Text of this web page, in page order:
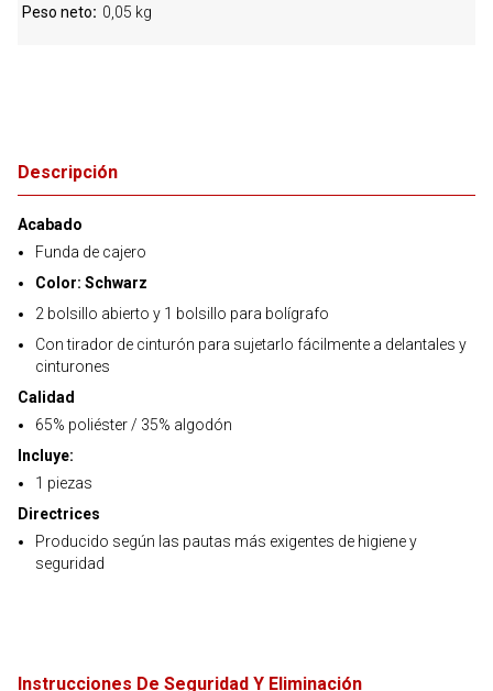
Descripción
Acabado
Funda de cajero
Color: Schwarz
2 bolsillo abierto y 1 bolsillo para bolígrafo
Con tirador de cinturón para sujetarlo fácilmente a delantales y
cinturones
Calidad
65% poliéster / 35% algodón
Incluye:
1 piezas
Directrices
Producido según las pautas más exigentes de higiene y
seguridad
Peso neto 0,05 kg
Instrucciones De Seguridad Y Eliminación